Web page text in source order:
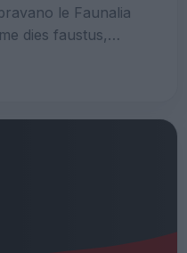
le Faunalia
dies faustus,…